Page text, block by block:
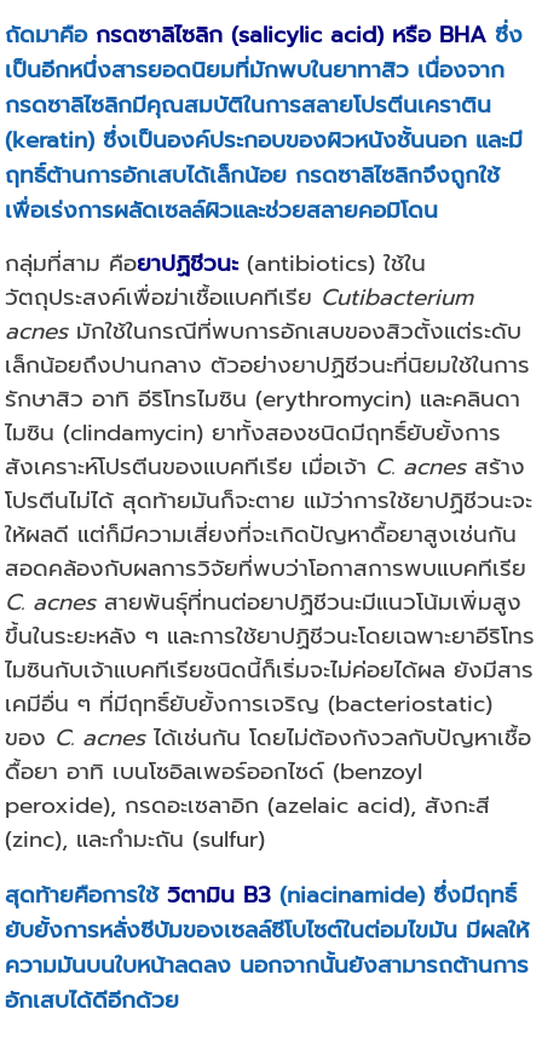
ถัดมาคือกรดซาลิไซลิก (salicylic acid) หรือ BHA ซึ่ง
เป็นอีกหนึ่งสารยอดนิยมที่มักพบในยาทาสิว เนื่องจาก
กรดซาลิไซลิกมีคุณสมบัติในการสลายโปรตีนเคราติน
(keratin) ซึ่งเป็นองค์ประกอบของผิวหนังชั้นนอก และมี
ฤทธิ์ต้านการอักเสบได้เล็กน้อย กรดซาลิไซลิกจึงถูกใช้
เพื่อเร่งการผลัดเซลล์ผิวและช่วยสลายคอมิโดน
กลุ่มที่สาม คือยาปฏิชีวนะ (antibiotics) ใช้ใน
วัตถุประสงค์เพื่อฆ่าเชื้อแบคทีเรีย Cutibacterium
acnesมักใช้ในกรณีที่พบการอักเสบของสิวตั้งแต่ระดับ
เล็กน้อยถึงปานกลาง ตัวอย่างยาปฏิชีวนะที่นิยมใช้ในการ
รักษาสิว อาทิ อีริโทรไมซิน (erythromycin) และคลินดา
ไมซิน (clindamycin) ยาทั้งสองชนิดมีฤทธิ์ยับยั้งการ
สังเคราะห์โปรตีนของแบคทีเรีย เมื่อเจ้า C. acnesสร้าง
โปรตีนไม่ได้ สุดท้ายมันก็จะตาย แม้ว่าการใช้ยาปฏิชีวนะจะ
ให้ผลดี แต่ก็มีความเสี่ยงที่จะเกิดปัญหาดื้อยาสูงเช่นกัน
สอดคล้องกับผลการวิจัยที่พบว่าโอกาสการพบแบคทีเรีย
C. acnesสายพันธุ์ที่ทนต่อยาปฏิชีวนะมีแนวโน้มเพิ่มสูง
ขึ้นในระยะหลัง ๆ และการใช้ยาปฏิชีวนะโดยเฉพาะยาอีริโทร
ไมซินกับเจ้าแบคทีเรียชนิดนี้ก็เริ่มจะไม่ค่อยได้ผล ยังมีสาร
เคมีอื่น ๆ ที่มีฤทธิ์ยับยั้งการเจริญ (bacteriostatic)
ของ C. acnesได้เช่นกัน โดยไม่ต้องกังวลกับปัญหาเชื้อ
ดื้อยา อาทิ เบนโซอิลเพอร์ออกไซด์ (benzoyl
peroxide), กรดอะเซลาอิก (azelaic acid), สังกะสี
(zinc), และกำมะถัน (sulfur)
สุดท้ายคือการใช้วิตามิน B3(niacinamide) ซึ่งมีฤทธิ์
ยับยั้งการหลั่งซีบัมของเซลล์ซีโบไซต์ในต่อมไขมัน มีผลให้
ความมันบนใบหน้าลดลง นอกจากนั้นยังสามารถต้านการ
อักเสบได้ดีอีกด้วย